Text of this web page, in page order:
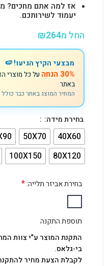
יעמוד לשירותכם.
החל מ ₪264
מבצעי הקיץ הגיעו! 🍉
30% הנחה
על כל מוצרי
באתר
המחיר המוצג באתר כבר
בחירת מידה:
40X60
50X70
80X120
100X150
בחירת אביזר תלייה:*
תוספת התקנה
התקנת המוצר ע"י צוות
בי-גלאס.
לקבלת הצעת מחיר